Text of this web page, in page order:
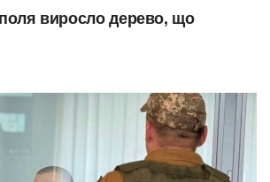
виросло дерево, що